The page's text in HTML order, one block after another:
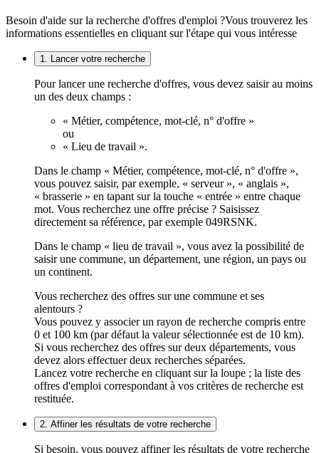
Besoin d'aide sur la recherche d'offres d'emploi ?Vous trouverez les
informations essentielles en cliquant sur l'étape qui vous intéresse
1. Lancer votre recherche
Pour lancer une recherche d'offres, vous devez saisir au moins
un des deux champs :
« Métier, compétence, mot-clé, n° d'offre »
ou
« Lieu de travail ».
Dans le champ « Métier, compétence, mot-clé, n° d'offre »,
vous pouvez saisir, par exemple, « serveur », « anglais »,
« brasserie » en tapant sur la touche « entrée » entre chaque
mot. Vous recherchez une offre précise ? Saisissez
directement sa référence, par exemple 049RSNK.
Dans le champ « lieu de travail », vous avez la possibilité de
saisir une commune, un département, une région, un pays ou
un continent.
Vous recherchez des offres sur une commune et ses
alentours ?
Vous pouvez y associer un rayon de recherche compris entre
0 et 100 km (par défaut la valeur sélectionnée est de 10 km).
Si vous recherchez des offres sur deux départements, vous
devez alors effectuer deux recherches séparées.
Lancez votre recherche en cliquant sur la loupe ; la liste des
offres d'emploi correspondant à vos critères de recherche est
restituée.
2. Affiner les résultats de votre recherche
Si besoin, vous pouvez affiner les résultats de votre recherche